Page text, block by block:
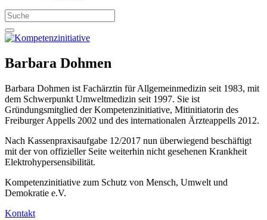
Barbara Dohmen
Barbara Dohmen ist Fachärztin für Allgemeinmedizin seit 1983, mit
dem Schwerpunkt Umweltmedizin seit 1997. Sie ist
Gründungsmitglied der Kompetenzinitiative, Mitinitiatorin des
Freiburger Appells 2002 und des internationalen Ärzteappells 2012.
Nach Kassenpraxisaufgabe 12/2017 nun überwiegend beschäftigt
mit der von offizieller Seite weiterhin nicht gesehenen Krankheit
Elektrohypersensibilität.
Kompetenzinitiative zum Schutz von Mensch, Umwelt und
Demokratie e.V.
Kontakt